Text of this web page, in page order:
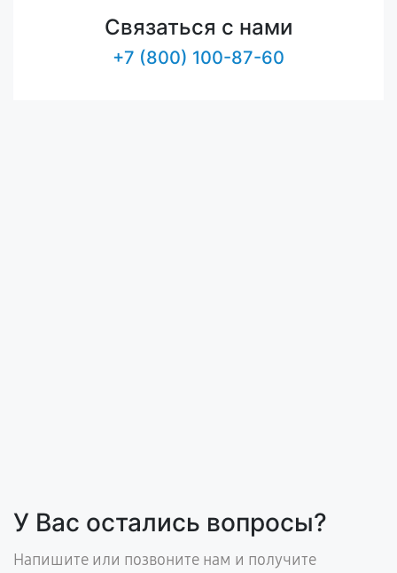
Связаться с нами
+7 (800) 100-87-60
У Вас остались вопросы?
Напишите или позвоните нам и получите